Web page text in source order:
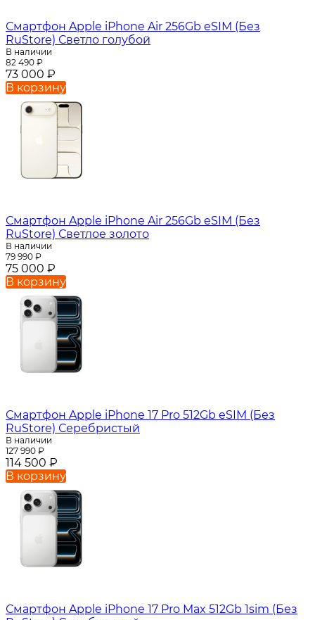
Смартфон Apple iPhone Air 256Gb eSIM (Без
RuStore) Светло голубой
В наличии
82 490 ₽
73 000 ₽
В корзину
Смартфон Apple iPhone Air 256Gb eSIM (Без
RuStore) Светлое золото
В наличии
79 990 ₽
75 000 ₽
В корзину
Смартфон Apple iPhone 17 Pro 512Gb eSIM (Без
RuStore) Серебристый
В наличии
127 990 ₽
114 500 ₽
В корзину
Смартфон Apple iPhone 17 Pro Max 512Gb 1sim (Без